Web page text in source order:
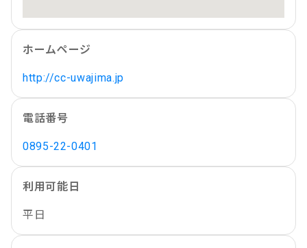
ホームページ
http://cc-uwajima.jp
電話番号
0895-22-0401
利用可能日
平日